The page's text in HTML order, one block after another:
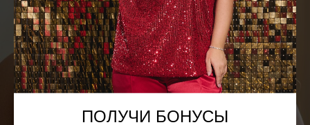
Размерная сетка
ПОЛУЧИ БОНУСЫ